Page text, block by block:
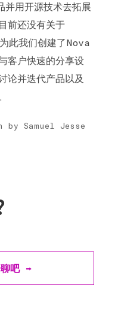
用开源技术去拓展
前还没有关于
此我们创建了Nova
客户快速的分享设
论并迭代产品以及
by Samuel Jesse
聊吧 →